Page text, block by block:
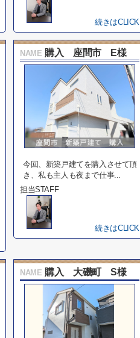
続きはCLICK
NAME 購入 座間市 E様
今回、新築戸建てを購入させて頂
き、私も主人も夜まで仕事...
担当STAFF
続きはCLICK
NAME 購入 大磯町 S様